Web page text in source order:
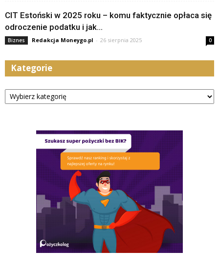
CIT Estoński w 2025 roku – komu faktycznie opłaca się
odroczenie podatku i jak...
Biznes Redakcja Moneygo.pl - 26 sierpnia 2025 0
Kategorie
Kategorie